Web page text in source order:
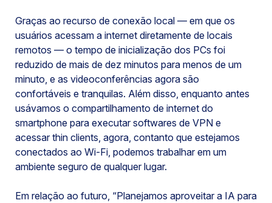
Graças ao recurso de conexão local — em que os
usuários acessam a internet diretamente de locais
remotos — o tempo de inicialização dos PCs foi
reduzido de mais de dez minutos para menos de um
minuto, e as videoconferências agora são
confortáveis e tranquilas. Além disso, enquanto antes
usávamos o compartilhamento de internet do
smartphone para executar softwares de VPN e
acessar thin clients, agora, contanto que estejamos
conectados ao Wi-Fi, podemos trabalhar em um
ambiente seguro de qualquer lugar.
Em relação ao futuro, “Planejamos aproveitar a IA para